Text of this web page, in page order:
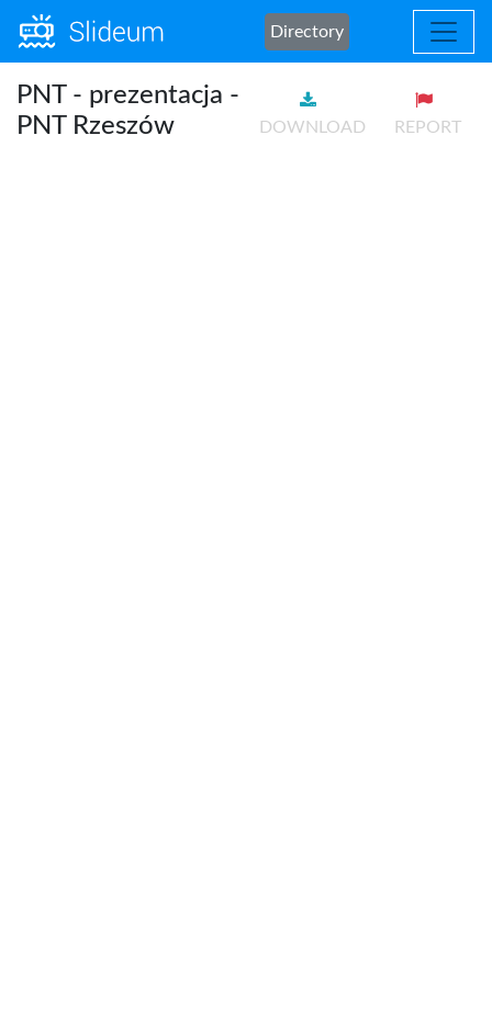
Directory
PNT - prezentacja -
PNT Rzeszów
DOWNLOAD REPORT